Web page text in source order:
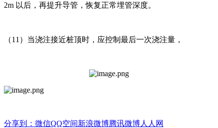
2m 以后，再提升导管，恢复正常埋管深度。
（11）当浇注接近桩顶时，应控制最后一次浇注量，
分享到： 微信QQ空间新浪微博腾讯微博人人网